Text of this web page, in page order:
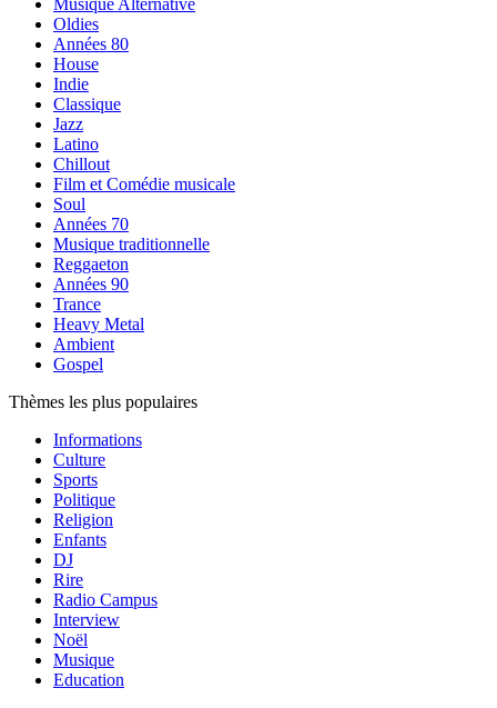
Musique Alternative
Oldies
Années 80
House
Indie
Classique
Jazz
Latino
Chillout
Film et Comédie musicale
Soul
Années 70
Musique traditionnelle
Reggaeton
Années 90
Trance
Heavy Metal
Ambient
Gospel
Thèmes les plus populaires
Informations
Culture
Sports
Politique
Religion
Enfants
DJ
Rire
Radio Campus
Interview
Noël
Musique
Education